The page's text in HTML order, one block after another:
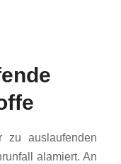
zu auslaufenden
alamiert. An